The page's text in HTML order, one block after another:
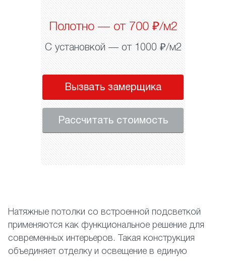
Полотно — от 700 ₽/м2
С установкой — от 1000 ₽/м2
Вызвать замерщика
Рассчитать стоимость
Натяжные потолки со встроенной подсветкой
применяются как функциональное решение для
современных интерьеров. Такая конструкция
объединяет отделку и освещение в единую